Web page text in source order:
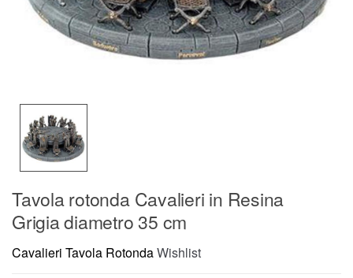
Tavola rotonda Cavalieri in Resina
Grigia diametro 35 cm
Cavalieri Tavola RotondaWishlist